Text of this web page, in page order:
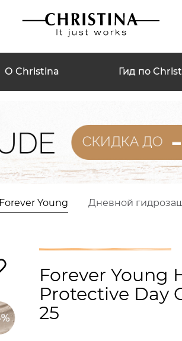
О Christina Гид по
Forever Young Дневной
Forever Young
Protective Day
25